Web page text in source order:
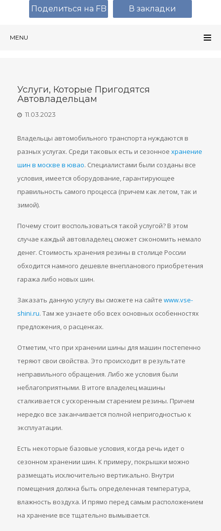
MENU
Услуги, Которые Пригодятся
Автовладельцам
11.03.2023
Владельцы автомобильного транспорта нуждаются в
разных услугах. Среди таковых есть и сезонное хранение
шин в москве в ювао. Специалистами были созданы все
условия, имеется оборудование, гарантирующее
правильность самого процесса (причем как летом, так и
зимой).
Почему стоит воспользоваться такой услугой? В этом
случае каждый автовладелец сможет сэкономить немало
денег. Стоимость хранения резины в столице России
обходится намного дешевле внепланового приобретения
гаража либо новых шин.
Заказать данную услугу вы сможете на сайте www.vse-
shini.ru. Там же узнаете обо всех основных особенностях
предложения, о расценках.
Отметим, что при хранении шины для машин постепенно
теряют свои свойства. Это происходит в результате
неправильного обращения. Либо же условия были
неблагоприятными. В итоге владелец машины
сталкивается с ускоренным старением резины. Причем
нередко все заканчивается полной непригодностью к
эксплуатации.
Есть некоторые базовые условия, когда речь идет о
сезонном хранении шин. К примеру, покрышки можно
размещать исключительно вертикально. Внутри
помещения должна быть определенная температура,
влажность воздуха. И прямо перед самым расположением
на хранение все тщательно вымывается.
Поделиться на FB В закладки